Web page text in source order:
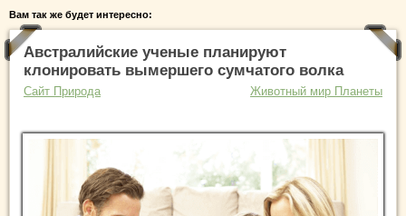
Вам так же будет интересно:
Австралийские ученые планируют
клонировать вымершего сумчатого волка
Сайт Природа Животный мир Планеты